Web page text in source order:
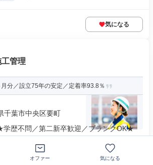
気になる
管理
分／設立75年の安定／定着率93.8％
千葉市中央区要町
歴不問／第二新卒歓迎／ブランクOK★
オファー 気になる